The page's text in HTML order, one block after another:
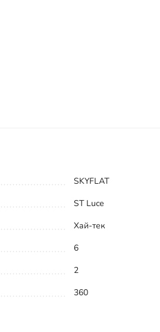
SKYFLAT
ST Luce
Хай-тек
6
2
360